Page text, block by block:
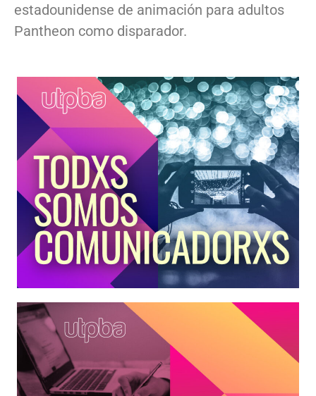
estadounidense de animación para adultos
Pantheon como disparador.